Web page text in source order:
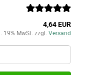
4,64 EUR
19% MwSt. zzgl. Versand